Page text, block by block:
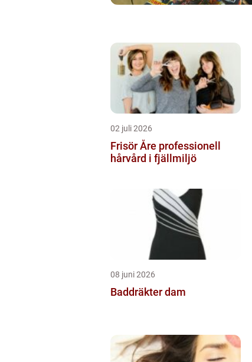
02 juli 2026
Frisör Åre professionell
hårvård i fjällmiljö
08 juni 2026
Baddräkter dam